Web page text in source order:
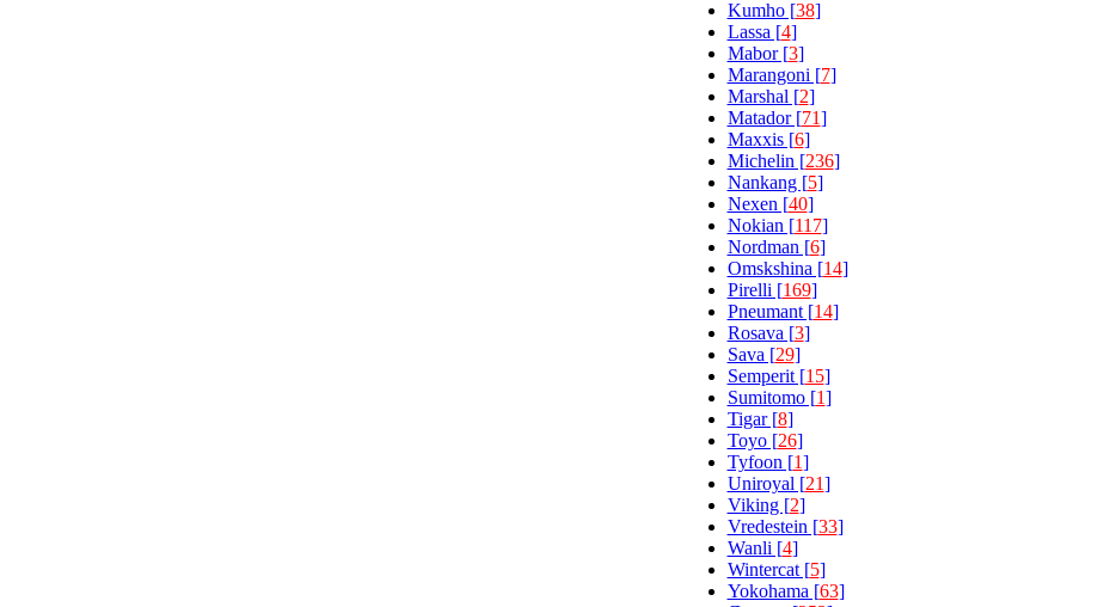
Kumho [38]
Lassa [4]
Mabor [3]
Marangoni [7]
Marshal [2]
Matador [71]
Maxxis [6]
Michelin [236]
Nankang [5]
Nexen [40]
Nokian [117]
Nordman [6]
Omskshina [14]
Pirelli [169]
Pneumant [14]
Rosava [3]
Sava [29]
Semperit [15]
Sumitomo [1]
Tigar [8]
Toyo [26]
Tyfoon [1]
Uniroyal [21]
Viking [2]
Vredestein [33]
Wanli [4]
Wintercat [5]
Yokohama [63]